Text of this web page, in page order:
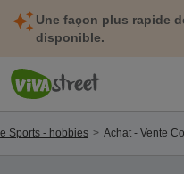
Une façon plus rapide
disponible.
Sports - hobbies Achat - Vente